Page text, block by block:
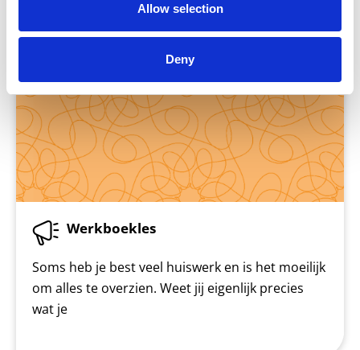
Allow selection
Deny
Plannen – In de vaklesopdracht
Werkboekles
Soms heb je best veel huiswerk en is het moeilijk
om alles te overzien. Weet jij eigenlijk precies
wat je